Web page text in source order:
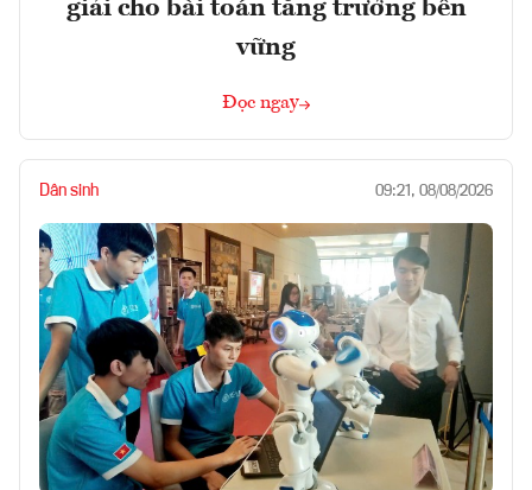
giải cho bài toán tăng trưởng bền
vững
Đọc ngay
Dân sinh 09:21, 08/08/2026